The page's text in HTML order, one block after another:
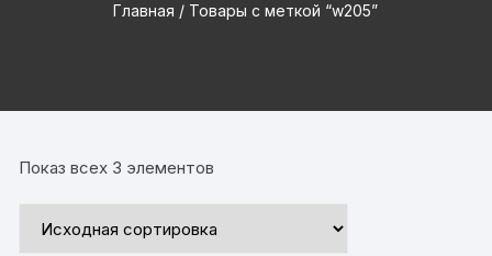
Главная / Товары с меткой “w205”
Показ всех 3 элементов